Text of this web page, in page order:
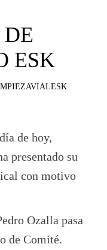
ESK
de hoy,
presentado su
con motivo
Ozalla pasa
de Comité.